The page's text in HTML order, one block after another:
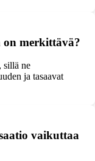
on merkittävä?
sillä ne
ja tasaavat
vaikuttaa